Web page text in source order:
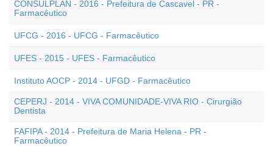
CONSULPLAN - 2016 - Prefeitura de Cascavel - PR -
Farmacêutico
UFCG - 2016 - UFCG - Farmacêutico
UFES - 2015 - UFES - Farmacêutico
Instituto AOCP - 2014 - UFGD - Farmacêutico
CEPERJ - 2014 - VIVA COMUNIDADE-VIVA RIO - Cirurgião
Dentista
FAFIPA - 2014 - Prefeitura de Maria Helena - PR -
Farmacêutico